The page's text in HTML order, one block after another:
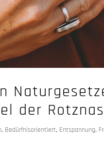
der
, Bedürfnisorientiert, Entspannung,